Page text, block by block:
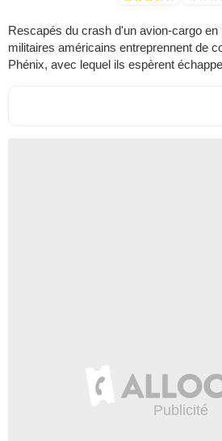
Rescapés du crash d'un avion-cargo en
militaires américains entreprennent de
Phénix, avec lequel ils espèrent